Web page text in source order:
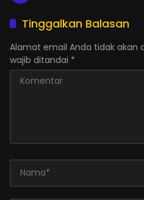
Tinggalkan Balasan
Alamat email Anda tidak akan
wajib ditandai *